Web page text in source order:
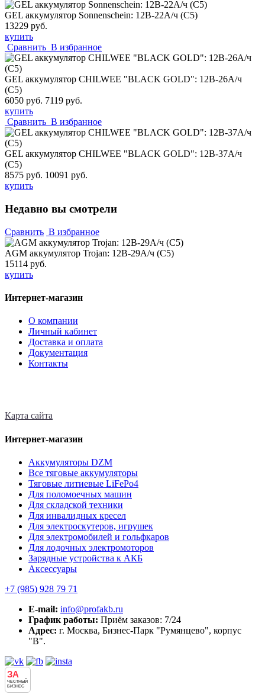
GEL аккумулятор Sonnenschein: 12В-22А/ч (С5)
13229 руб.
купить
Сравнить В избранное
GEL аккумулятор CHILWEE "BLACK GOLD": 12В-26А/ч
(С5)
6050 руб. 7119 руб.
купить
Сравнить В избранное
GEL аккумулятор CHILWEE "BLACK GOLD": 12В-37А/ч
(С5)
8575 руб. 10091 руб.
купить
Недавно вы смотрели
Сравнить В избранное
AGM аккумулятор Trojan: 12В-29А/ч (С5)
15114 руб.
купить
Интернет-магазин
О компании
Личный кабинет
Доставка и оплата
Документация
Контакты
Карта сайта
Интернет-магазин
Аккумуляторы DZM
Все тяговые аккумуляторы
Тяговые литиевые LiFePo4
Для поломоечных машин
Для складской техники
Для инвалидных кресел
Для электроскутеров, игрушек
Для электромобилей и гольфкаров
Для лодочных электромоторов
Зарядные устройства к АКБ
Аксессуары
+7 (985) 928 79 71
E-mail: info@profakb.ru
График работы: Приём заказов: 7/24
Адрес: г. Москва, Бизнес-Парк "Румянцево", корпус
"В".
ЗА
ЧЕСТНЫЙ
БИЗНЕС